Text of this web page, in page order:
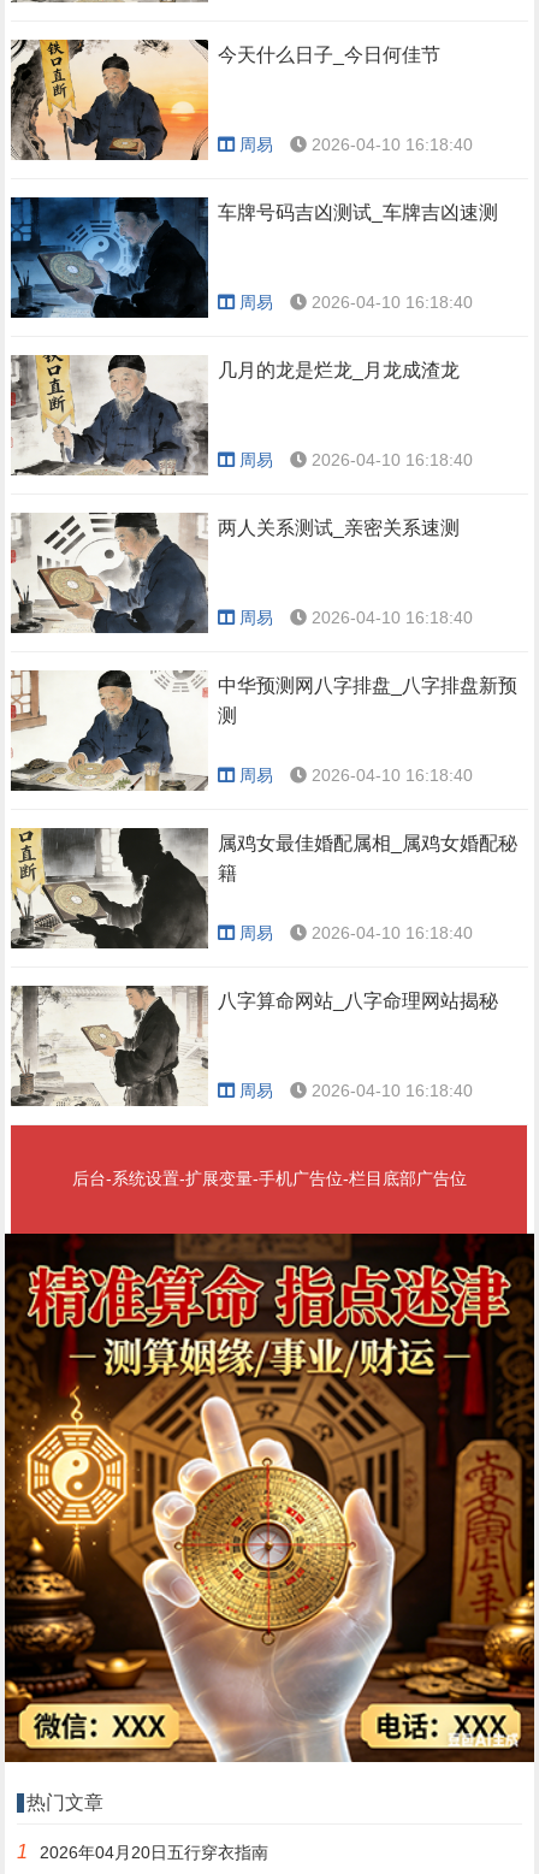
今天什么日子_今日何佳节
周易 2026-04-10 16:18:40
车牌号码吉凶测试_车牌吉凶速测
周易 2026-04-10 16:18:40
几月的龙是烂龙_月龙成渣龙
周易 2026-04-10 16:18:40
两人关系测试_亲密关系速测
周易 2026-04-10 16:18:40
中华预测网八字排盘_八字排盘新预
测
周易 2026-04-10 16:18:40
属鸡女最佳婚配属相_属鸡女婚配秘
籍
周易 2026-04-10 16:18:40
八字算命网站_八字命理网站揭秘
周易 2026-04-10 16:18:40
后台-系统设置-扩展变量-手机广告位-栏目底部广告位
热门文章
1 2026年04月20日五行穿衣指南